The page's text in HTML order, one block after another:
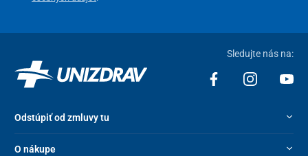
Sledujte nás na:
Odstúpiť od zmluvy tu
O nákupe